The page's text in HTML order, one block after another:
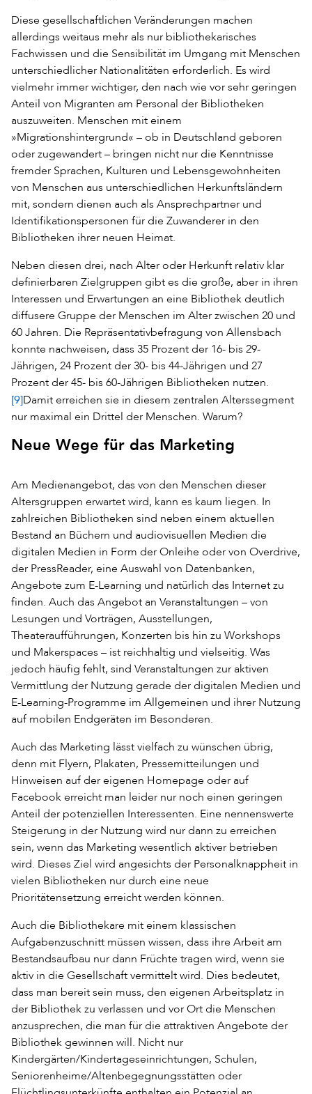
Diese gesellschaftlichen Veränderungen machen
allerdings weitaus mehr als nur bibliothekarisches
Fachwissen und die Sensibilität im Umgang mit Menschen
unterschiedlicher Nationalitäten erforderlich. Es wird
vielmehr immer wichtiger, den nach wie vor sehr geringen
Anteil von Migranten am Personal der Bibliotheken
auszuweiten. Menschen mit einem
»Migrationshintergrund« – ob in Deutschland geboren
oder zugewandert – bringen nicht nur die Kenntnisse
fremder Sprachen, Kulturen und Lebensgewohnheiten
von Menschen aus unterschiedlichen Herkunftsländern
mit, sondern dienen auch als Ansprechpartner und
Identifikationspersonen für die Zuwanderer in den
Bibliotheken ihrer neuen Heimat.
Neben diesen drei, nach Alter oder Herkunft relativ klar
definierbaren Zielgruppen gibt es die große, aber in ihren
Interessen und Erwartungen an eine Bibliothek deutlich
diffusere Gruppe der Menschen im Alter zwischen 20 und
60 Jahren. Die Repräsentativbefragung von Allensbach
konnte nachweisen, dass 35 Prozent der 16- bis 29-
Jährigen, 24 Prozent der 30- bis 44-Jährigen und 27
Prozent der 45- bis 60-Jährigen Bibliotheken nutzen.
[9]Damit erreichen sie in diesem zentralen Alterssegment
nur maximal ein Drittel der Menschen. Warum?
Neue Wege für das Marketing
Am Medienangebot, das von den Menschen dieser
Altersgruppen erwartet wird, kann es kaum liegen. In
zahlreichen Bibliotheken sind neben einem aktuellen
Bestand an Büchern und audiovisuellen Medien die
digitalen Medien in Form der Onleihe oder von Overdrive,
der PressReader, eine Auswahl von Datenbanken,
Angebote zum E-Learning und natürlich das Internet zu
finden. Auch das Angebot an Veranstaltungen – von
Lesungen und Vorträgen, Ausstellungen,
Theateraufführungen, Konzerten bis hin zu Workshops
und Makerspaces – ist reichhaltig und vielseitig. Was
jedoch häufig fehlt, sind Veranstaltungen zur aktiven
Vermittlung der Nutzung gerade der digitalen Medien und
E-Learning-Programme im Allgemeinen und ihrer Nutzung
auf mobilen Endgeräten im Besonderen.
Auch das Marketing lässt vielfach zu wünschen übrig,
denn mit Flyern, Plakaten, Pressemitteilungen und
Hinweisen auf der eigenen Homepage oder auf
Facebook erreicht man leider nur noch einen geringen
Anteil der potenziellen Interessenten. Eine nennenswerte
Steigerung in der Nutzung wird nur dann zu erreichen
sein, wenn das Marketing wesentlich aktiver betrieben
wird. Dieses Ziel wird angesichts der Personalknappheit in
vielen Bibliotheken nur durch eine neue
Prioritätensetzung erreicht werden können.
Auch die Bibliothekare mit einem klassischen
Aufgabenzuschnitt müssen wissen, dass ihre Arbeit am
Bestandsaufbau nur dann Früchte tragen wird, wenn sie
aktiv in die Gesellschaft vermittelt wird. Dies bedeutet,
dass man bereit sein muss, den eigenen Arbeitsplatz in
der Bibliothek zu verlassen und vor Ort die Menschen
anzusprechen, die man für die attraktiven Angebote der
Bibliothek gewinnen will. Nicht nur
Kindergärten/Kindertageseinrichtungen, Schulen,
Seniorenheime/Altenbegegnungsstätten oder